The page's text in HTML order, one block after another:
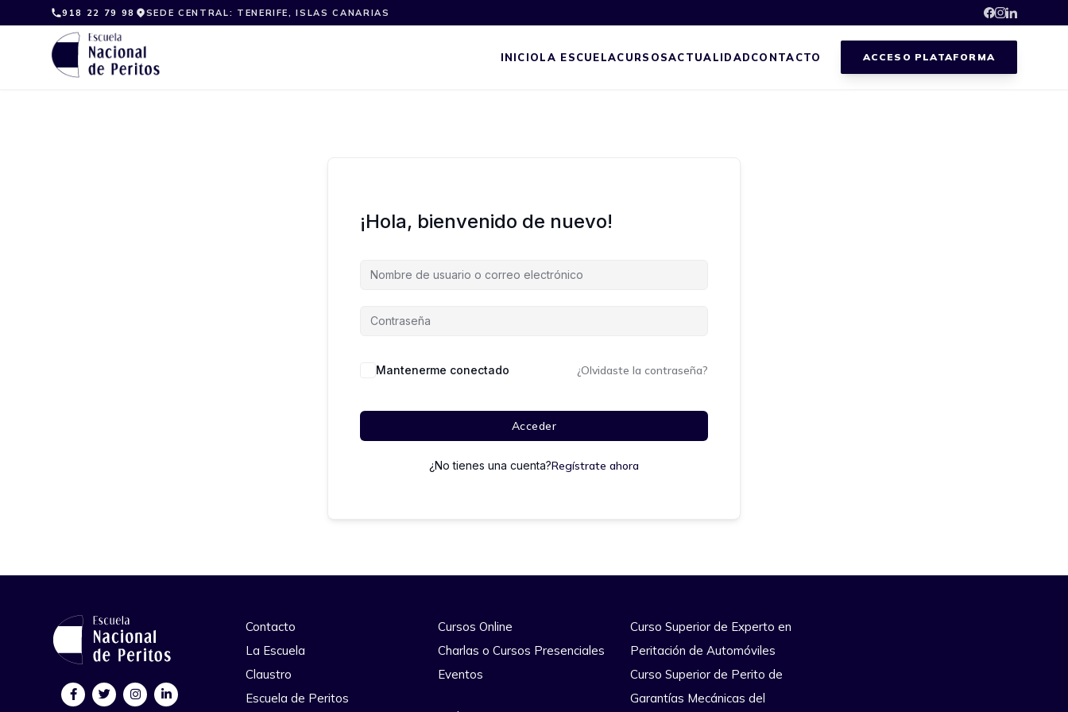
to
918 22 79 98 SEDE CENTRAL: TENERIFE, ISLAS CANARIAS
INICIOLA ESCUELACURSOSACTUALIDADCONTACTO ACCESO PLATAFORMA
¡Hola, bienvenido de nuevo!
Mantenerme conectado ¿Olvidaste la contraseña?
Acceder
¿No tienes una cuenta?Regístrate ahora
Contacto
La Escuela
Claustro
Escuela de Peritos
Cursos Online
Charlas o Cursos Presenciales
Eventos
Curso Superior de Experto en
Peritación de Automóviles
Curso Superior de Perito de
Garantías Mecánicas del